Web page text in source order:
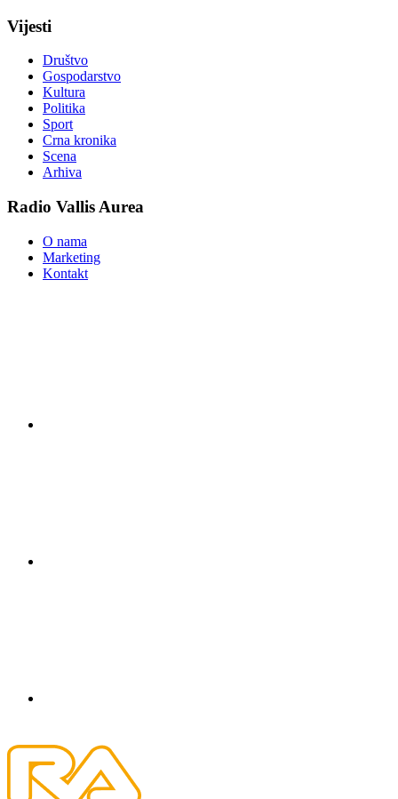
Vijesti
Društvo
Gospodarstvo
Kultura
Politika
Sport
Crna kronika
Scena
Arhiva
Radio Vallis Aurea
O nama
Marketing
Kontakt